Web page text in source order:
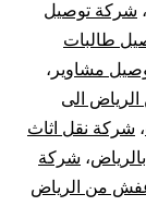
، شركة توصيل
طالبات
مشاوير ،
الى
، شركة نقل اثاث
، شركة
من الرياض